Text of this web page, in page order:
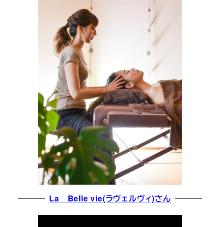
La Belle vie(ラヴェルヴィ)さん